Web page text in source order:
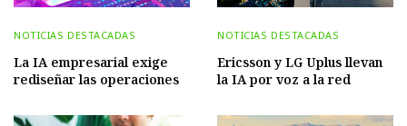
NOTICIAS DESTACADAS
La IA empresarial exige
rediseñar las operaciones
NOTICIAS DESTACADAS
Ericsson y LG Uplus llevan
la IA por voz a la red